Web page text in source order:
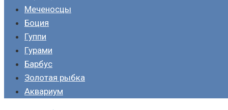
Меченосцы
Боция
Гуппи
Гурами
Барбус
Золотая рыбка
Аквариум